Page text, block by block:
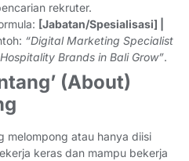
rekruter.
[Jabatan/Spesialisasi] |
“Digital Marketing Specialist
Brands in Bali Grow”.
(About)
melompong atau hanya diisi
keras dan mampu bekerja